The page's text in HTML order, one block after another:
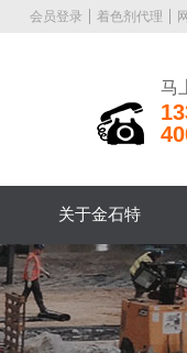
会员登录 着色剂代理
马
关于金石特